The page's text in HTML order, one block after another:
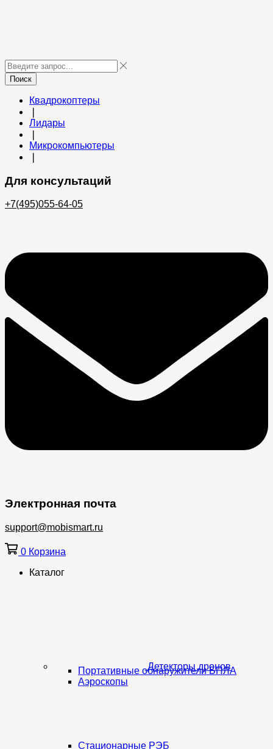
Поиск
Квадрокоптеры
Лидары
Микрокомпьютеры
Для консультаций
+7(495)055-64-05
Электронная почта
support@mobismart.ru
0 Корзина
Каталог
Детекторы дронов
Портативные обнаружители БПЛА
Аэроскопы
Стационарные РЭБ